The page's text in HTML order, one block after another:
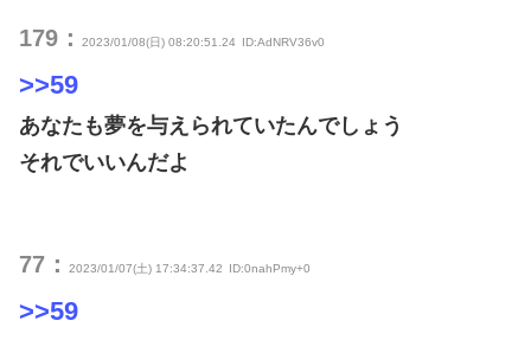
179： 2023/01/08(日) 08:20:51.24 ID:AdNRV36v0
>>59
あなたも夢を与えられていたんでしょう
それでいいんだよ
77： 2023/01/07(土) 17:34:37.42 ID:0nahPmy+0
>>59